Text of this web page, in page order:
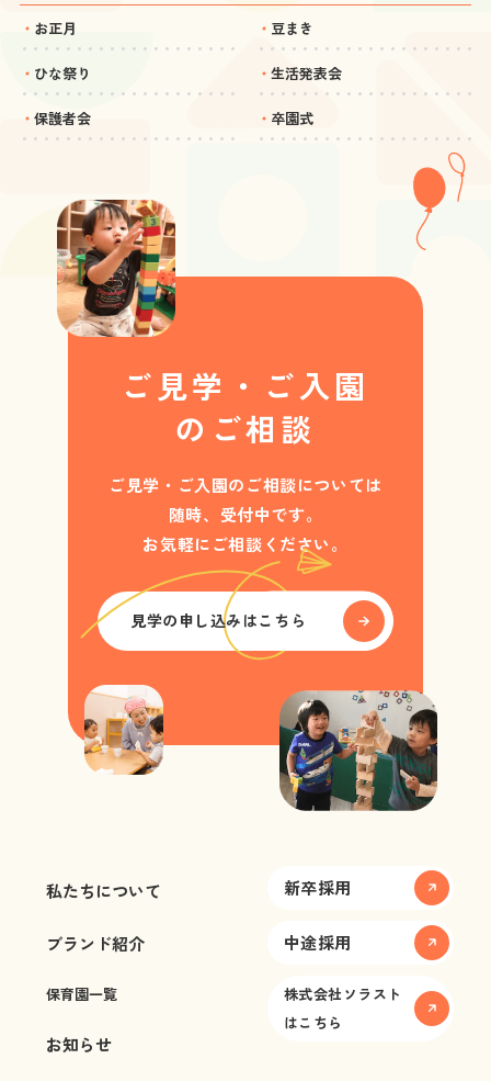
お正月 豆まき
ひな祭り 生活発表会
保護者会 卒園式
ご見学・ご入園
のご相談
ご見学・ご入園のご相談については
随時、受付中です。
お気軽にご相談ください。
見学の申し込みはこちら
私たちについて
ブランド紹介
保育園一覧
お知らせ
新卒採用
中途採用
株式会社ソラスト
はこちら